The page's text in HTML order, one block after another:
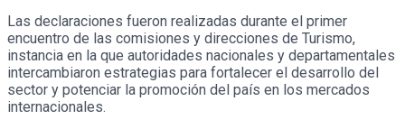
Las declaraciones fueron realizadas durante el primer
encuentro de las comisiones y direcciones de Turismo,
instancia en la que autoridades nacionales y departamentales
intercambiaron estrategias para fortalecer el desarrollo del
sector y potenciar la promoción del país en los mercados
internacionales.